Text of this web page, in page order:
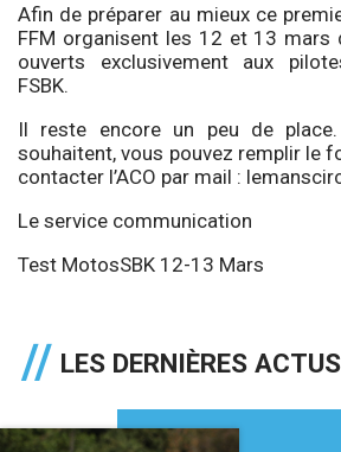
Afin de préparer au mieux ce
FFM organisent les 12 et 13 mars
ouverts exclusivement aux
FSBK.
Il reste encore un peu de
souhaitent, vous pouvez remplir le
contacter l’ACO par mail :
Le service communication
Test MotosSBK 12-13 Mars
LES DERNIÈRES ACTUS